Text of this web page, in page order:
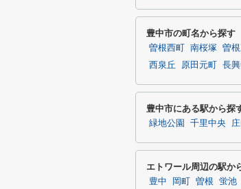
豊中市の町名から探す
曽根西町 南桜塚 曽根
西泉丘
原田元町 長
豊中市にある駅から探
緑地公園 千里中央
エトワール周辺の駅か
豊中 岡町 曽根 蛍池